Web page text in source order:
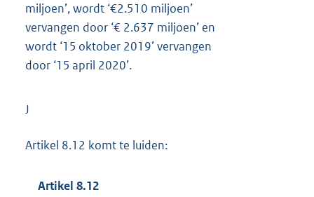
miljoen’, wordt ‘€2.510 miljoen’
vervangen door ‘€ 2.637 miljoen’ en
wordt ‘15 oktober 2019’ vervangen
door ‘15 april 2020’.
J
Artikel 8.12 komt te luiden:
Artikel 8.12